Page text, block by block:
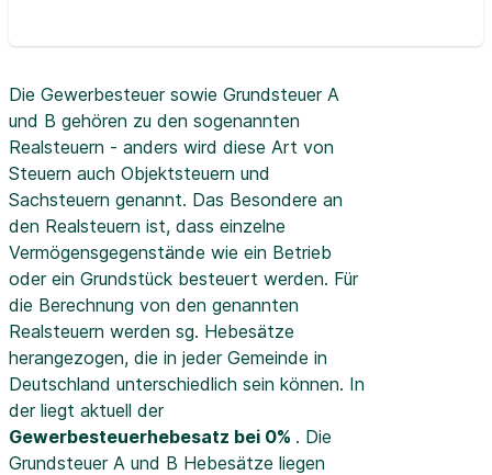
Die Gewerbesteuer sowie Grundsteuer A
und B gehören zu den sogenannten
Realsteuern - anders wird diese Art von
Steuern auch Objektsteuern und
Sachsteuern genannt. Das Besondere an
den Realsteuern ist, dass einzelne
Vermögensgegenstände wie ein Betrieb
oder ein Grundstück besteuert werden. Für
die Berechnung von den genannten
Realsteuern werden sg. Hebesätze
herangezogen, die in jeder Gemeinde in
Deutschland unterschiedlich sein können. In
der liegt aktuell der
Gewerbesteuerhebesatz bei 0% . Die
Grundsteuer A und B Hebesätze liegen